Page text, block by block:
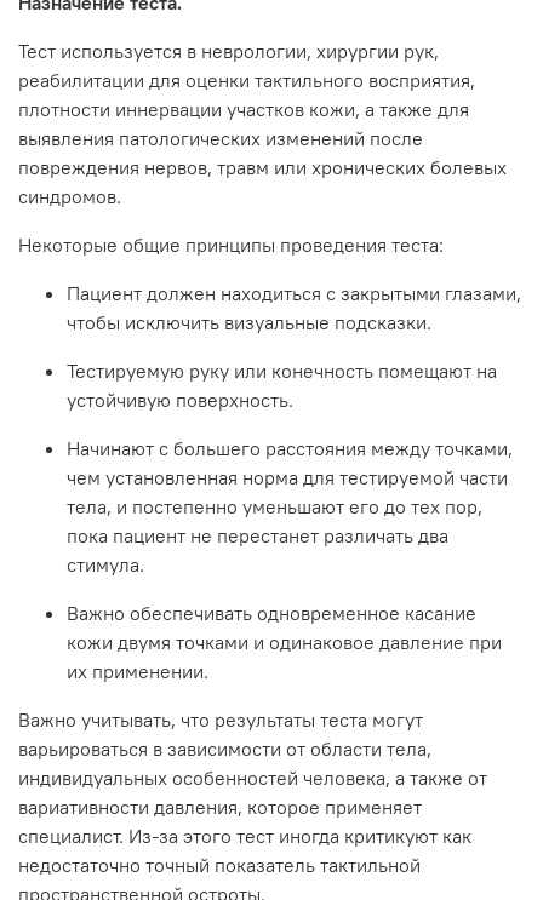
Тест используется в неврологии, хирургии рук,
реабилитации для оценки тактильного восприятия,
плотности иннервации участков кожи, а также для
выявления патологических изменений после
повреждения нервов, травм или хронических болевых
синдромов.
Некоторые общие принципы проведения теста:
Пациент должен находиться с закрытыми глазами,
чтобы исключить визуальные подсказки.
Тестируемую руку или конечность помещают на
устойчивую поверхность.
Начинают с большего расстояния между точками,
чем установленная норма для тестируемой части
тела, и постепенно уменьшают его до тех пор,
пока пациент не перестанет различать два
стимула.
Важно обеспечивать одновременное касание
кожи двумя точками и одинаковое давление при
их применении.
Важно учитывать, что результаты теста могут
варьироваться в зависимости от области тела,
индивидуальных особенностей человека, а также от
вариативности давления, которое применяет
специалист. Из-за этого тест иногда критикуют как
недостаточно точный показатель тактильной
пространственной остроты.